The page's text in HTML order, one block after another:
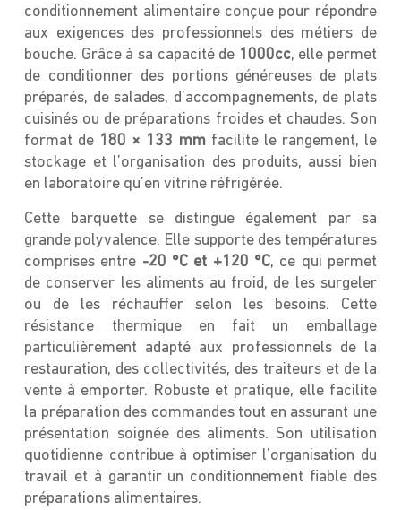
conditionnement alimentaire conçue pour répondre
aux exigences des professionnels des métiers de
bouche. Grâce à sa capacité de 1000cc, elle permet
de conditionner des portions généreuses de plats
préparés, de salades, d’accompagnements, de plats
cuisinés ou de préparations froides et chaudes. Son
format de 180 × 133 mmfacilite le rangement, le
stockage et l’organisation des produits, aussi bien
en laboratoire qu’en vitrine réfrigérée.
Cette barquette se distingue également par sa
grande polyvalence. Elle supporte des températures
comprises entre -20 °C et +120 °C, ce qui permet
de conserver les aliments au froid, de les surgeler
ou de les réchauffer selon les besoins. Cette
résistance thermique en fait un emballage
particulièrement adapté aux professionnels de la
restauration, des collectivités, des traiteurs et de la
vente à emporter. Robuste et pratique, elle facilite
la préparation des commandes tout en assurant une
présentation soignée des aliments. Son utilisation
quotidienne contribue à optimiser l’organisation du
travail et à garantir un conditionnement fiable des
préparations alimentaires.